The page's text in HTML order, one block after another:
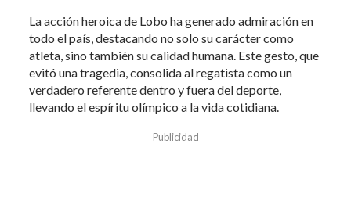
La acción heroica de Lobo ha generado admiración en
todo el país, destacando no solo su carácter como
atleta, sino también su calidad humana. Este gesto, que
evitó una tragedia, consolida al regatista como un
verdadero referente dentro y fuera del deporte,
llevando el espíritu olímpico a la vida cotidiana.
Publicidad